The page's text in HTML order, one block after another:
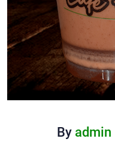
By admin